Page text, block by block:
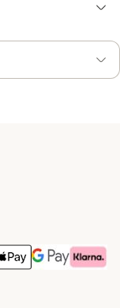
Method Method
pay. Payment
Google Pay
Klarna